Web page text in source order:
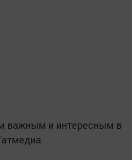
важным и интересным в